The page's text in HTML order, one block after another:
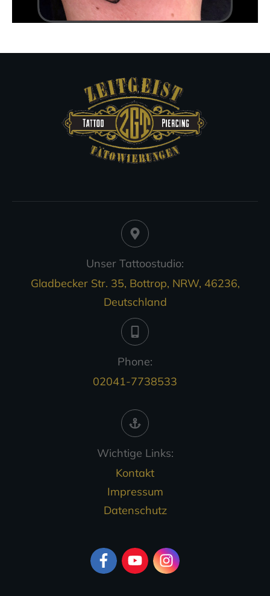
Unser Tattoostudio:
Gladbecker Str. 35, Bottrop, NRW, 46236,
Deutschland
Phone:
02041-7738533
Wichtige Links:
Kontakt
Impressum
Datenschutz